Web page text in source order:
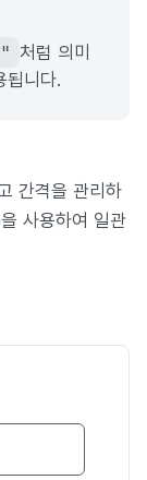
처럼 의미
됩니다.
간격을 관리하
사용하여 일관